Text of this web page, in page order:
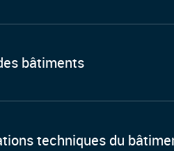
bâtiments
techniques du